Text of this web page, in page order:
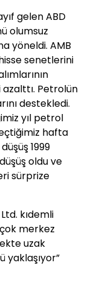
gelen ABD
olumsuz
yöneldi. AMB
senetlerini
Petrolün
destekledi.
yıl petrol
hafta
1999
oldu ve
sürprize
kıdemli
merkez
uzak
yaklaşıyor”